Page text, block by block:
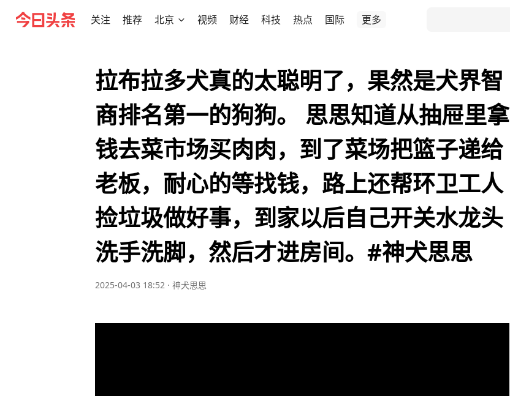
关注 推荐 北京 视频 财经 科技 热点 国际 更多
拉布拉多犬真的太聪明了，果然是犬界智
商排名第一的狗狗。 思思知道从抽屉里拿
钱去菜市场买肉肉，到了菜场把篮子递给
老板，耐心的等找钱，路上还帮环卫工人
捡垃圾做好事，到家以后自己开关水龙头
洗手洗脚，然后才进房间。#神犬思思
2025-04-03 18:52 · 神犬思思